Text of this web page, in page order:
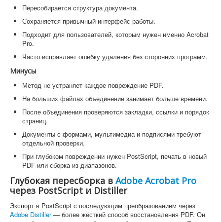
Пересобирается структура документа.
Сохраняется привычный интерфейс работы.
Подходит для пользователей, которым нужен именно Acrobat
Pro.
Часто исправляет ошибку удаления без сторонних программ.
Минусы
Метод не устраняет каждое повреждение PDF.
На больших файлах объединение занимает больше времени.
После объединения проверяются закладки, ссылки и порядок
страниц.
Документы с формами, мультимедиа и подписями требуют
отдельной проверки.
При глубоком повреждении нужен PostScript, печать в новый
PDF или сборка из диапазонов.
Глубокая пересборка в Adobe Acrobat Pro
через PostScript и Distiller
Экспорт в PostScript с последующим преобразованием через
Adobe Distiller— более жёсткий способ восстановления PDF. Он